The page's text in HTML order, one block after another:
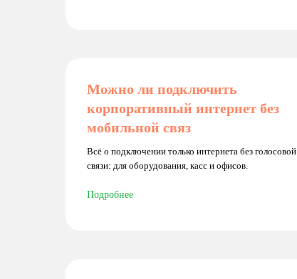
Можно ли подключить
корпоративный интернет без
мобильной связ
Всё о подключении только интернета без голосовой
связи: для оборудования, касс и офисов.
Подробнее